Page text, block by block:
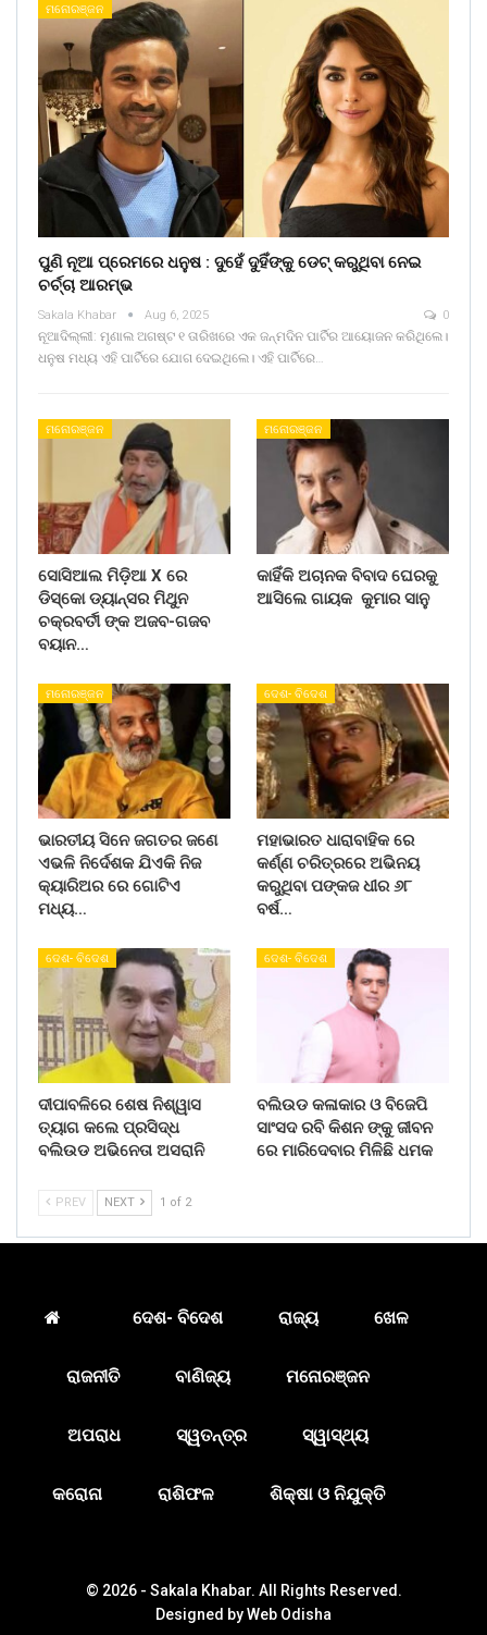
ମନୋରଞ୍ଜନ
ପୁଣି ନୂଆ ପ୍ରେମରେ ଧନୁଷ : ଦୁହେଁ ଦୁହିଁଙ୍କୁ ଡେଟ୍ କରୁଥିବା ନେଇ
ଚର୍ଚ୍ଚା ଆରମ୍ଭ
Sakala Khabar Aug 6, 2025 0
ନୂଆଦିଲ୍ଲୀ: ମୃଣାଲ ଅଗଷ୍ଟ ୧ ତାରିଖରେ ଏକ ଜନ୍ମଦିନ ପାର୍ଟିର ଆୟୋଜନ କରିଥିଲେ।
ଧନୁଷ ମଧ୍ୟ ଏହି ପାର୍ଟିରେ ଯୋଗ ଦେଇଥିଲେ। ଏହି ପାର୍ଟିରେ…
ମନୋରଞ୍ଜନ
ସୋସିଆଲ ମିଡ଼ିଆ X ରେ
ଡିସ୍କୋ ଡ୍ୟାନ୍ସର ମିଥୁନ
ଚକ୍ରବର୍ତୀ ଙ୍କ ଅଜବ-ଗଜବ
ବୟାନ…
ମନୋରଞ୍ଜନ
କାହିଁକି ଅଚାନକ ବିବାଦ ଘେରକୁ
ଆସିଲେ ଗାୟକ କୁମାର ସାନୁ
ମନୋରଞ୍ଜନ
ଭାରତୀୟ ସିନେ ଜଗତର ଜଣେ
ଏଭଳି ନିର୍ଦେଶକ ଯିଏକି ନିଜ
କ୍ୟାରିଅର ରେ ଗୋଟିଏ
ମଧ୍ୟ…
ଦେଶ- ବିଦେଶ
ମହାଭାରତ ଧାରାବାହିକ ରେ
କର୍ଣ୍ଣ ଚରିତ୍ରରେ ଅଭିନୟ
କରୁଥିବା ପଙ୍କଜ ଧୀର ୬୮
ବର୍ଷ…
ଦେଶ- ବିଦେଶ
ଦୀପାବଳିରେ ଶେଷ ନିଶ୍ୱାସ
ତ୍ୟାଗ କଲେ ପ୍ରସିଦ୍ଧ
ବଲିଉଡ ଅଭିନେତା ଅସରାନି
ଦେଶ- ବିଦେଶ
ବଲିଉଡ କଳାକାର ଓ ବିଜେପି
ସାଂସଦ ରବି କିଶନ ଙ୍କୁ ଜୀବନ
ରେ ମାରିଦେବାର ମିଳିଛି ଧମକ
PREV NEXT 1 of 2
ଦେଶ- ବିଦେଶ ରାଜ୍ୟ ଖେଳ
ରାଜନୀତି ବାଣିଜ୍ୟ ମନୋରଞ୍ଜନ
ଅପରାଧ ସ୍ୱତନ୍ତ୍ର ସ୍ୱାସ୍ଥ୍ୟ
କରୋନା ରାଶିଫଳ ଶିକ୍ଷା ଓ ନିଯୁକ୍ତି
© 2026 - Sakala Khabar. All Rights Reserved.
Designed byWeb Odisha